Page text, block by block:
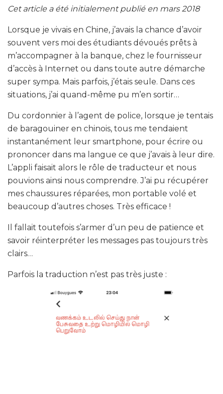
Cet article a été initialement publié en mars 2018
Lorsque je vivais en Chine, j’avais la chance d’avoir
souvent vers moi des étudiants dévoués prêts à
m’accompagner à la banque, chez le fournisseur
d’accès à Internet ou dans toute autre démarche
super sympa. Mais parfois, j’étais seule. Dans ces
situations, j’ai quand-même pu m’en sortir…
Du cordonnier à l’agent de police, lorsque je tentais
de baragouiner en chinois, tous me tendaient
instantanément leur smartphone, pour écrire ou
prononcer dans ma langue ce que j’avais à leur dire.
L’appli faisait alors le rôle de traducteur et nous
pouvions ainsi nous comprendre. J’ai pu récupérer
mes chaussures réparées, mon portable volé et
beaucoup d’autres choses. Très efficace !
Il fallait toutefois s’armer d’un peu de patience et
savoir réinterpréter les messages pas toujours très
clairs…
Parfois la traduction n’est pas très juste :